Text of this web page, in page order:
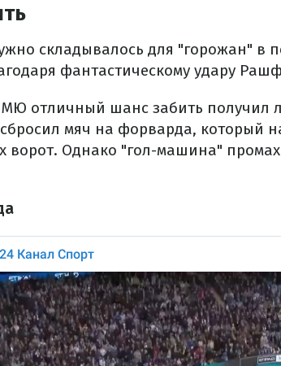
складывалось для "горожан" в
фантастическому удару
МЮ отличный шанс забить
мяч на форварда, который
ворот. Однако "гол-машина"